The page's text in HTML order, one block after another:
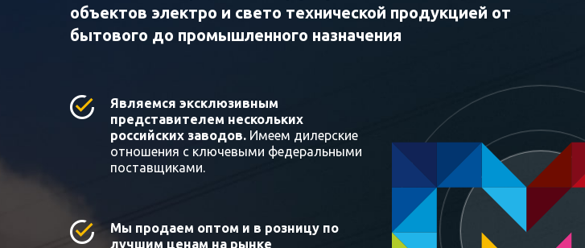
объектов электро и свето технической продукцией от
бытового до промышленного назначения
Являемся эксклюзивным
представителем нескольких
российских заводов. Имеем дилерские
отношения с ключевыми федеральными
поставщиками.
Мы продаем оптом и в розницу по
лучшим ценам на рынке